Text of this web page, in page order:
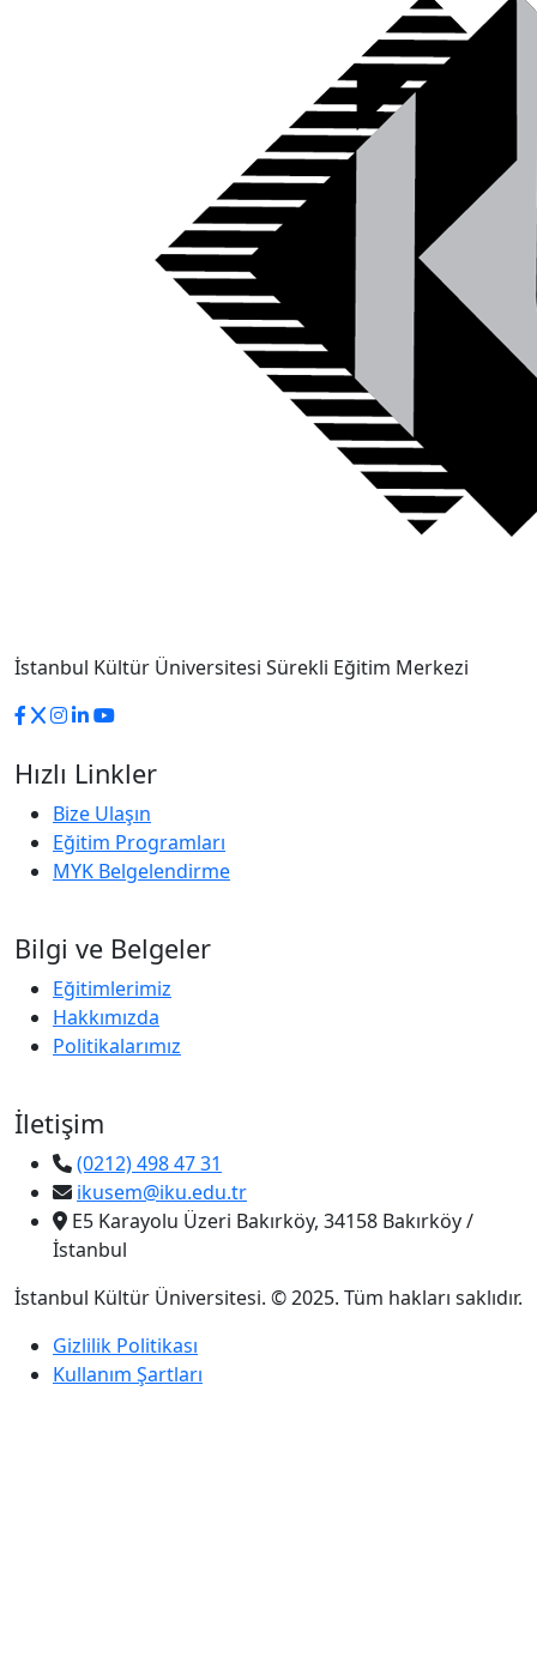
İstanbul Kültür Üniversitesi Sürekli Eğitim Merkezi
Hızlı Linkler
Bize Ulaşın
Eğitim Programları
MYK Belgelendirme
Bilgi ve Belgeler
Eğitimlerimiz
Hakkımızda
Politikalarımız
İletişim
(0212) 498 47 31
ikusem@iku.edu.tr
E5 Karayolu Üzeri Bakırköy, 34158 Bakırköy /
İstanbul
İstanbul Kültür Üniversitesi. © 2025. Tüm hakları saklıdır.
Gizlilik Politikası
Kullanım Şartları